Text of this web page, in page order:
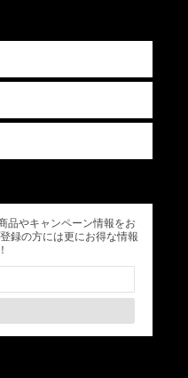
品やキャンペーン情報をお
録の方には更にお得な情報